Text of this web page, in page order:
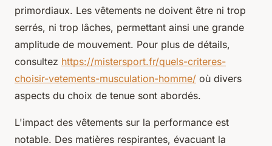
primordiaux. Les vêtements ne doivent être ni trop
serrés, ni trop lâches, permettant ainsi une grande
amplitude de mouvement. Pour plus de détails,
consultez https://mistersport.fr/quels-criteres-
choisir-vetements-musculation-homme/ où divers
aspects du choix de tenue sont abordés.
L'impact des vêtements sur la performance est
notable. Des matières respirantes, évacuant la